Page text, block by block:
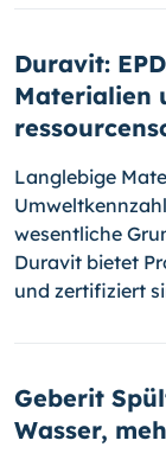
Duravit:
Materialien
Langlebige
wesentliche
Duravit bietet
und zertifiziert
Geberit
Wasser,